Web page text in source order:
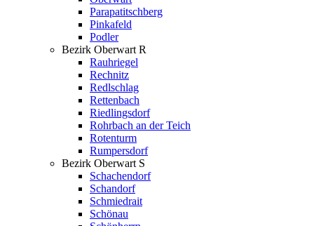
Parapatitschberg
Pinkafeld
Podler
Bezirk Oberwart R
Rauhriegel
Rechnitz
Redlschlag
Rettenbach
Riedlingsdorf
Rohrbach an der Teich
Rotenturm
Rumpersdorf
Bezirk Oberwart S
Schachendorf
Schandorf
Schmiedrait
Schönau